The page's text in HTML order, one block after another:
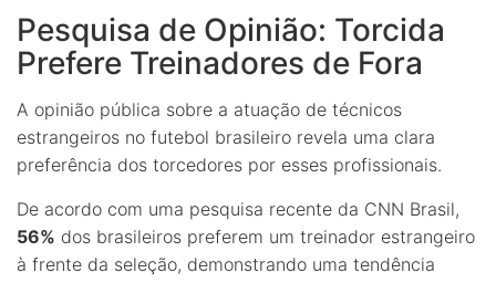
Pesquisa de Opinião: Torcida
Prefere Treinadores de Fora
A opinião pública sobre a atuação de técnicos
estrangeiros no futebol brasileiro revela uma clara
preferência dos torcedores por esses profissionais.
De acordo com uma pesquisa recente da CNN Brasil,
56% dos brasileiros preferem um treinador estrangeiro
à frente da seleção, demonstrando uma tendência